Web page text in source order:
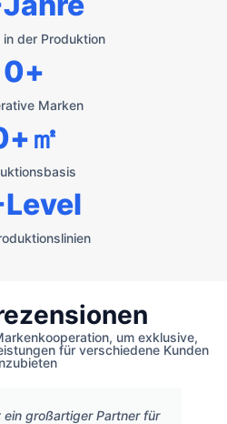
in der Produktion
Marken
0+
+㎡
um exklusive,
für verschiedene Kunden
großartiger Partner für